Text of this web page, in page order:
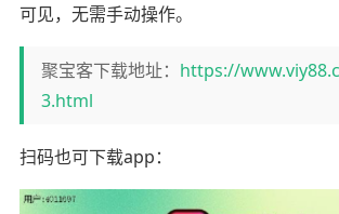
可见，无需手动操作。
聚宝客下载地址： https://
3.html
扫码也可下载app：